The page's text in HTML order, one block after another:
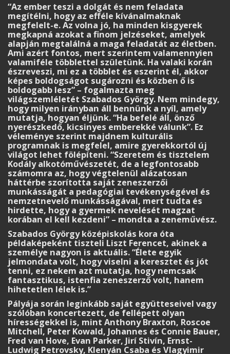
“Az ember teszi a dolgát és nem feladata
megítélni, hogy az efféle kívánalmaknak
megfelelt-e. Az volna jó, ha minden kisgyerek
megkapná azokat a finom jelzéseket, amelyek
alapján megtalálná a maga feladatát az életben.
Ami azért fontos, mert szerintem valamennyien
valamiféle többlettel születünk. Ha valaki korán
észreveszi, mi ez a többlet és eszerint él, akkor
képes boldogságot sugározni és közben ő is
boldogabb lesz” – fogalmazta meg
világszemléletét Szabados György. Nem mindegy,
hogy milyen irányban áll bennünk a nyíl, amely
mutatja, hogyan éljünk. “Ha befelé áll, önző
nyerészkedő, kicsinyes emberekké válunk”. Ez
véleménye szerint majdnem kulturális
programnak is megfelel, amire gyerekkortól új
világot lehet fölépíteni. “Szeretem és tisztelem
Kodály alkotóművészetét, de a legfontosabb
számomra az, hogy végtelenül alázatosan
háttérbe szorította saját zeneszerzői
munkásságát a pedagógiai tevékenységével és
nemzetnevelő munkásságával, mert tudta és
hirdette, hogy a gyermek nevelését magzat
korában el kell kezdeni” – mondta a zeneművész.
Szabados György középiskolás kora óta
példaképeként tiszteli Liszt Ferencet, akinek a
személye nagyon is aktuális. “Élete egyik
jelmondata volt, hogy viselni a keresztet és jót
tenni, ez nekem azt mutatja, hogy nemcsak
fantasztikus, istenfia zeneszerző volt, hanem
hihetetlen lélek is.”
Pályája során leginkább saját együtteseivel vagy
szólóban koncertezett, de fellépett olyan
hírességekkel is, mint Anthony Braxton, Roscoe
Mitchell, Peter Kowald, Johannes és Connie Bauer,
Fred van Hove, Evan Parker, Jirí Stivín, Ernst-
Ludwig Petrovsky, Klenyán Csaba és Vlagyimir